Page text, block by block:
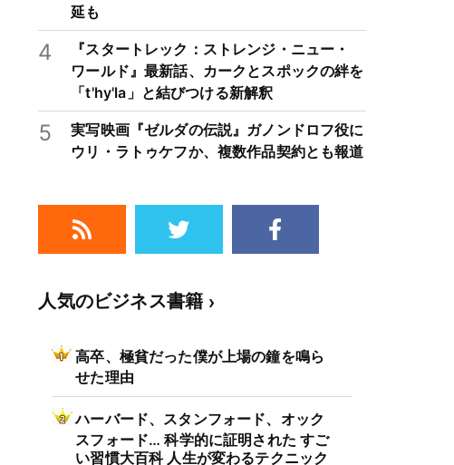
延も
4
『スタートレック：ストレンジ・ニュー・
ワールド』最新話、カークとスポックの絆を
「t'hy'la」と結びつける新解釈
5
実写映画『ゼルダの伝説』ガノンドロフ役に
ウリ・ラトゥケフか、複数作品契約とも報道
人気のビジネス書籍
高卒、極貧だった僕が上場の鐘を鳴ら
せた理由
ハーバード、スタンフォード、オック
スフォード… 科学的に証明された すご
い習慣大百科 人生が変わるテクニック